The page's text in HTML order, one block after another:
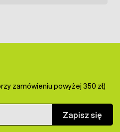
zamówieniu powyżej 350 zł)
Zapisz się